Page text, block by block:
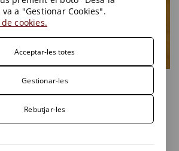
de l'Administració
interessos de
els contractes
a "Gestionar Cookies".
cookies.
Acceptar-les totes
Gestionar-les
Rebutjar-les